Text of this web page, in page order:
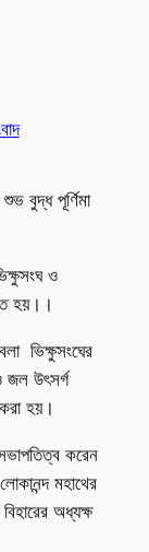
শুভ বুদ্ধ পূর্ণিমা
ও
হয়।।
ভিক্ষুসংঘের
জল উৎসর্গ
হয়।
সভাপতিত্ব করেন
মহাথের
অধ্যক্ষ